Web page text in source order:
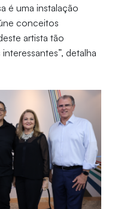
é uma instalação
conceitos
artista tão
detalha